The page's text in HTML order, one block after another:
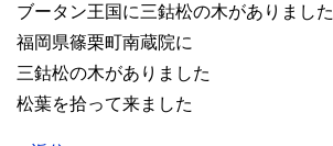
ブータン王国に三鈷松の木がありました
福岡県篠栗町南蔵院に
三鈷松の木がありました
松葉を拾って来ました